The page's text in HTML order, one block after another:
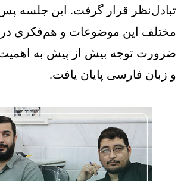
تبادل‌نظر قرار گرفت. این جلسه پس
مختلف این موضوعات و هم‌فکری در
ضرورت توجه بیش از پیش به اهمیت
و زبان فارسی پایان یافت.